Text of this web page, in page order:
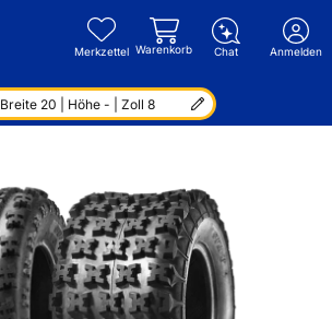
Merkzettel Warenkorb Chat Anmelden
Breite 20 | Höhe - | Zoll 8